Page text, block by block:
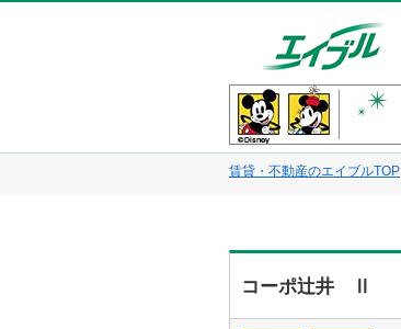
賃貸・不動産のエイブルTOP
コーポ辻井 Ⅱ